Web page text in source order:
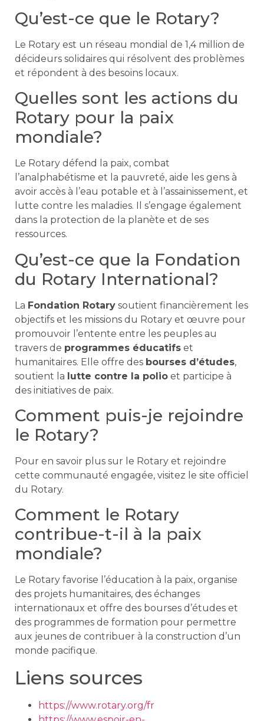
Qu’est-ce que le Rotary?
Le Rotary est un réseau mondial de 1,4 million de
décideurs solidaires qui résolvent des problèmes
et répondent à des besoins locaux.
Quelles sont les actions du
Rotary pour la paix
mondiale?
Le Rotary défend la paix, combat
l’analphabétisme et la pauvreté, aide les gens à
avoir accès à l’eau potable et à l’assainissement, et
lutte contre les maladies. Il s’engage également
dans la protection de la planète et de ses
ressources.
Qu’est-ce que la Fondation
du Rotary International?
La Fondation Rotary soutient financièrement les
objectifs et les missions du Rotary et œuvre pour
promouvoir l’entente entre les peuples au
travers de programmes éducatifs et
humanitaires. Elle offre des bourses d’études,
soutient la lutte contre la polio et participe à
des initiatives de paix.
Comment puis-je rejoindre
le Rotary?
Pour en savoir plus sur le Rotary et rejoindre
cette communauté engagée, visitez le site officiel
du Rotary.
Comment le Rotary
contribue-t-il à la paix
mondiale?
Le Rotary favorise l’éducation à la paix, organise
des projets humanitaires, des échanges
internationaux et offre des bourses d’études et
des programmes de formation pour permettre
aux jeunes de contribuer à la construction d’un
monde pacifique.
Liens sources
https://www.rotary.org/fr